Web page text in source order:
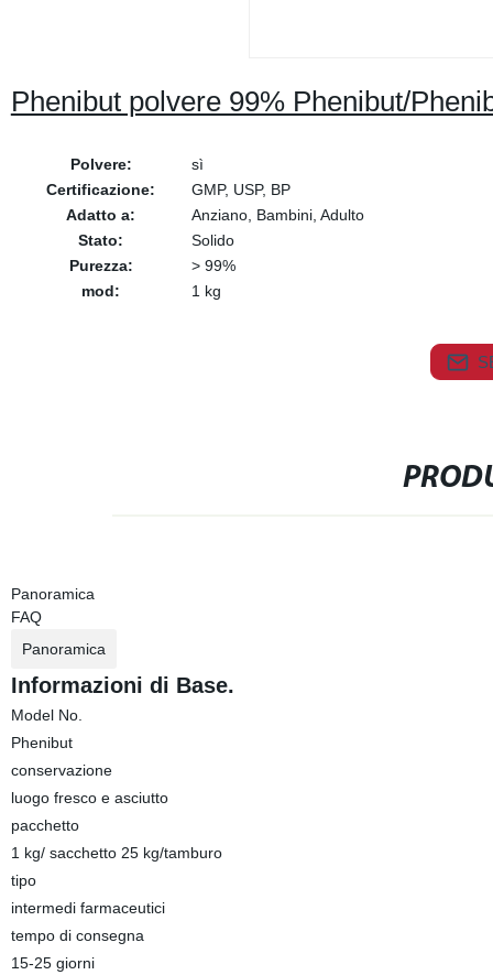
Phenibut polvere 99% Phenibut/
Polvere:
sì
Certificazione:
GMP, USP, BP
Adatto a:
Anziano, Bambini, Adulto
Stato:
Solido
Purezza:
> 99%
mod:
1 kg
Panoramica
FAQ
Panoramica
Informazioni di Base.
Model No.
Phenibut
conservazione
luogo fresco e asciutto
pacchetto
1 kg/ sacchetto 25 kg/tamburo
tipo
intermedi farmaceutici
tempo di consegna
15-25 giorni